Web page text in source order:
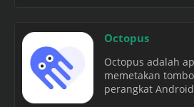
Octopus
Octopus adalah
memetakan
perangkat